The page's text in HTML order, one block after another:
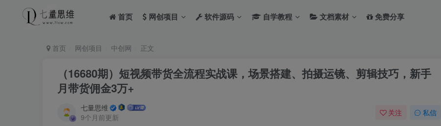
首页 网创项目 软件源码 自学教程 文档素材 免费分享
首页 网创项目 中创网 正文
（16680期）短视频带货全流程实战课，场景搭建、拍摄运镜、剪辑技巧，新手
月带货佣金3万+
七量思维
9个月前更新
关注 私信